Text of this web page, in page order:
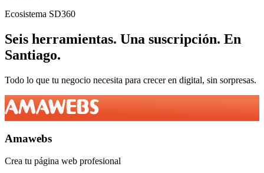
Ecosistema SD360
Seis herramientas. Una suscripción. En
Santiago.
Todo lo que tu negocio necesita para crecer en digital, sin sorpresas.
Amawebs
Crea tu página web profesional